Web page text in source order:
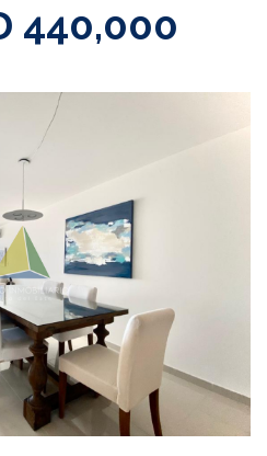
440,000